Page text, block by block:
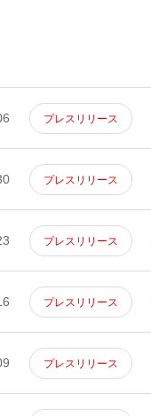
プレスリリース
プレスリリース
プレスリリース
プレスリリース
プレスリリース